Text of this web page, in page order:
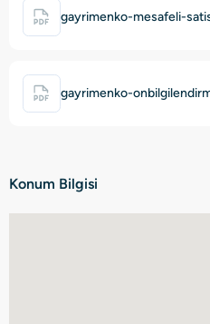
gayrimenko-mesafeli-
gayrimenko-
Konum Bilgisi